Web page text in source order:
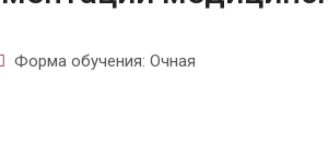
Форма обучения: Очная